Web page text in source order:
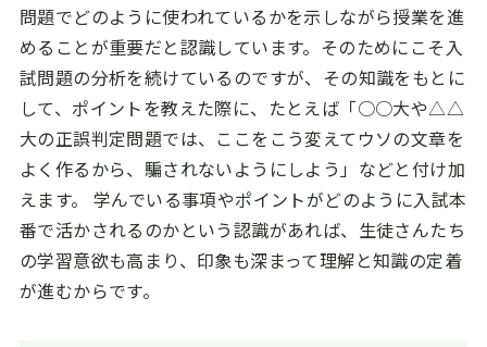
問題でどのように使われているかを示しながら授業を進
めることが重要だと認識しています。そのためにこそ入
試問題の分析を続けているのですが、その知識をもとに
して、ポイントを教えた際に、たとえば「○○大や△△
大の正誤判定問題では、ここをこう変えてウソの文章を
よく作るから、騙されないようにしよう」などと付け加
えます。 学んでいる事項やポイントがどのように入試本
番で活かされるのかという認識があれば、生徒さんたち
の学習意欲も高まり、印象も深まって理解と知識の定着
が進むからです。